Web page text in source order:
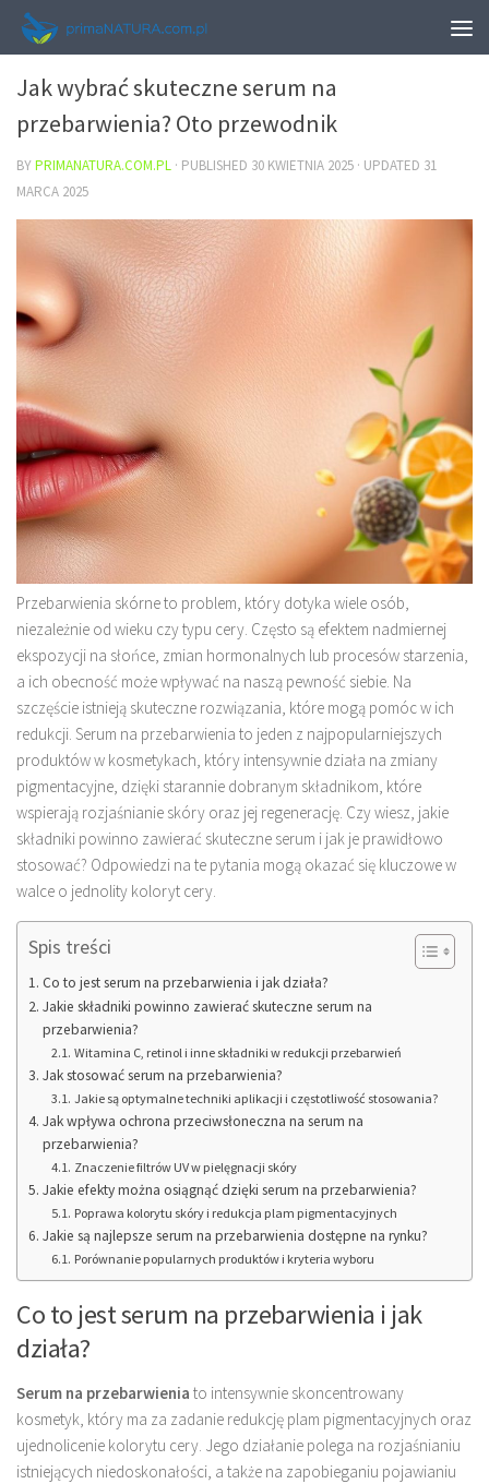
URODA
Jak wybrać skuteczne serum na
przebarwienia? Oto przewodnik
BYPRIMANATURA.COM.PL · PUBLISHED 30 KWIETNIA 2025 · UPDATED 31
MARCA 2025
Przebarwienia skórne to problem, który dotyka wiele osób,
niezależnie od wieku czy typu cery. Często są efektem nadmiernej
ekspozycji na słońce, zmian hormonalnych lub procesów starzenia,
a ich obecność może wpływać na naszą pewność siebie. Na
szczęście istnieją skuteczne rozwiązania, które mogą pomóc w ich
redukcji. Serum na przebarwienia to jeden z najpopularniejszych
produktów w kosmetykach, który intensywnie działa na zmiany
pigmentacyjne, dzięki starannie dobranym składnikom, które
wspierają rozjaśnianie skóry oraz jej regenerację. Czy wiesz, jakie
składniki powinno zawierać skuteczne serum i jak je prawidłowo
stosować? Odpowiedzi na te pytania mogą okazać się kluczowe w
walce o jednolity koloryt cery.
Spis treści
Co to jest serum na przebarwienia i jak działa?
Jakie składniki powinno zawierać skuteczne serum na
przebarwienia?
Witamina C, retinol i inne składniki w redukcji przebarwień
Jak stosować serum na przebarwienia?
Jakie są optymalne techniki aplikacji i częstotliwość stosowania?
Jak wpływa ochrona przeciwsłoneczna na serum na
przebarwienia?
Znaczenie filtrów UV w pielęgnacji skóry
Jakie efekty można osiągnąć dzięki serum na przebarwienia?
Poprawa kolorytu skóry i redukcja plam pigmentacyjnych
Jakie są najlepsze serum na przebarwienia dostępne na rynku?
Porównanie popularnych produktów i kryteria wyboru
Co to jest serum na przebarwienia i jak
działa?
Serum na przebarwienia to intensywnie skoncentrowany
kosmetyk, który ma za zadanie redukcję plam pigmentacyjnych oraz
ujednolicenie kolorytu cery. Jego działanie polega na rozjaśnianiu
istniejących niedoskonałości, a także na zapobieganiu pojawianiu